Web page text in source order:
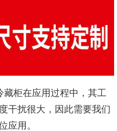
柜在应用过程中，其工
干扰很大，因此需要我们
应用。